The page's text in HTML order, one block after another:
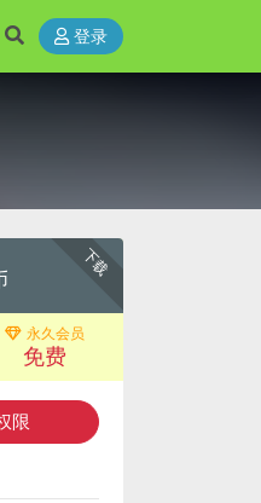
登录
下载
永久会员
免费
限